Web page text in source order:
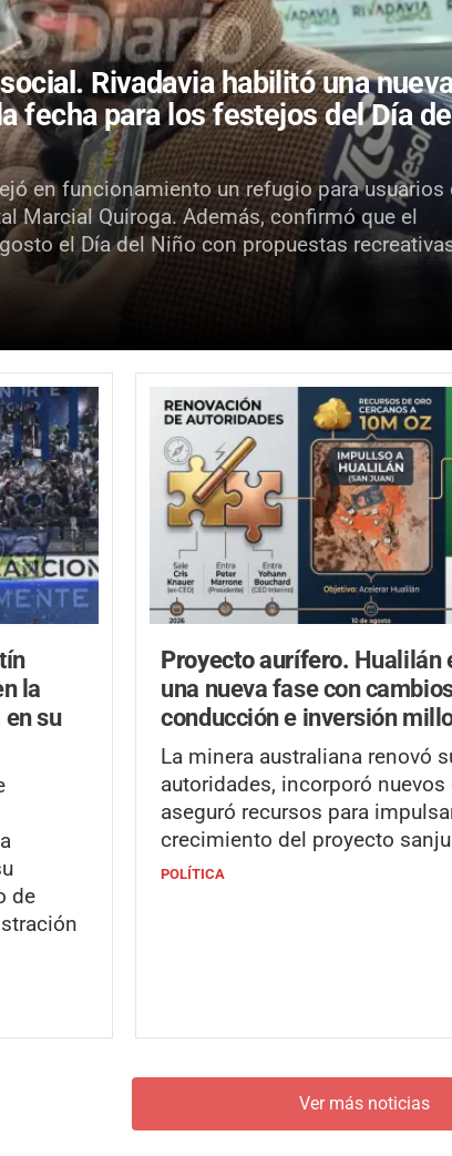
Rivadavia habilitó una
fecha para los festejos del Día
en funcionamiento un refugio para usuarios
Marcial Quiroga. Además, confirmó que el
el Día del Niño con propuestas
la
su
de
Proyecto aurífero. Hualilán
una nueva fase con
conducción e inversión
La minera australiana renovó
autoridades, incorporó
aseguró recursos para
crecimiento del proyecto
POLÍTICA
Ver más noticias